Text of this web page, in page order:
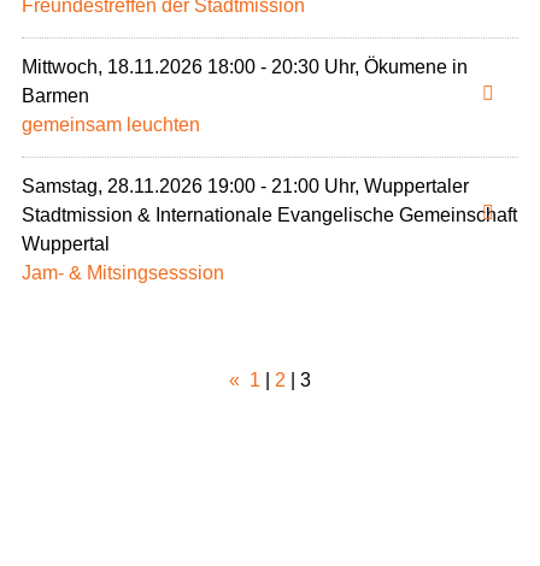
Freundestreffen der Stadtmission
Mittwoch, 18.11.2026 18:00 - 20:30 Uhr, Ökumene in
Barmen
gemeinsam leuchten
Samstag, 28.11.2026 19:00 - 21:00 Uhr, Wuppertaler
Stadtmission & Internationale Evangelische Gemeinschaft
Wuppertal
Jam- & Mitsingsesssion
« 1 2 3